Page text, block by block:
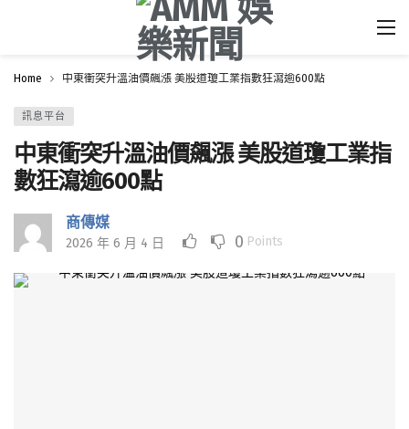
Home 中東衝突升溫油價飆漲 美股道瓊工業指數狂瀉逾600點
訊息平台
中東衝突升溫油價飆漲 美股道瓊工業指
數狂瀉逾600點
商傳媒
2026 年 6 月 4 日 0 Points